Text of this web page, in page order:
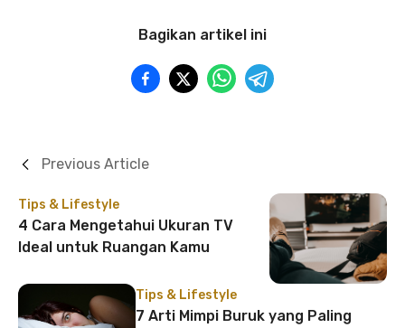
Bagikan artikel ini
Tips & Lifestyle
4 Cara Mengetahui Ukuran TV
Ideal untuk Ruangan Kamu
Previous Article
Tips & Lifestyle
7 Arti Mimpi Buruk yang Paling